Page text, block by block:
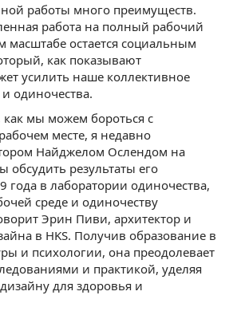
работы много преимуществ.
работа на полный рабочий
масштабе остается социальным
как показывают
усилить наше коллективное
одиночества.
как мы можем бороться с
месте, я недавно
Найджелом Ослендом на
обсудить результаты его
года в лаборатории одиночества,
среде и одиночеству
Эрин Пиви, архитектор и
в HKS. Получив образование в
и психологии, она преодолевает
и практикой, уделяя
для здоровья и